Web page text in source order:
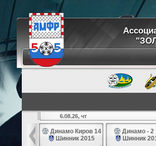
белые 14
6.08.26, чт
Динамо Киров 14
Шинник 2015
Динамо - 2
Шинник